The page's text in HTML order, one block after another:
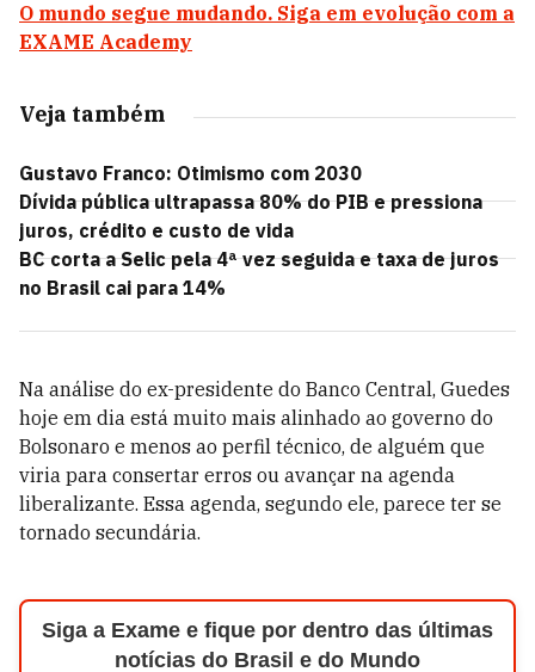
O mundo segue mudando. Siga em evolução com a
EXAME Academy
Veja também
Gustavo Franco: Otimismo com 2030
Dívida pública ultrapassa 80% do PIB e pressiona
juros, crédito e custo de vida
BC corta a Selic pela 4ª vez seguida e taxa de juros
no Brasil cai para 14%
Na análise do ex-presidente do Banco Central, Guedes
hoje em dia está muito mais alinhado ao governo do
Bolsonaro e menos ao perfil técnico, de alguém que
viria para consertar erros ou avançar na agenda
liberalizante. Essa agenda, segundo ele, parece ter se
tornado secundária.
Siga a Exame e fique por dentro das últimas
notícias do Brasil e do Mundo